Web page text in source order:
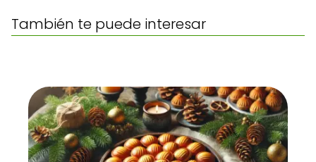
También te puede interesar